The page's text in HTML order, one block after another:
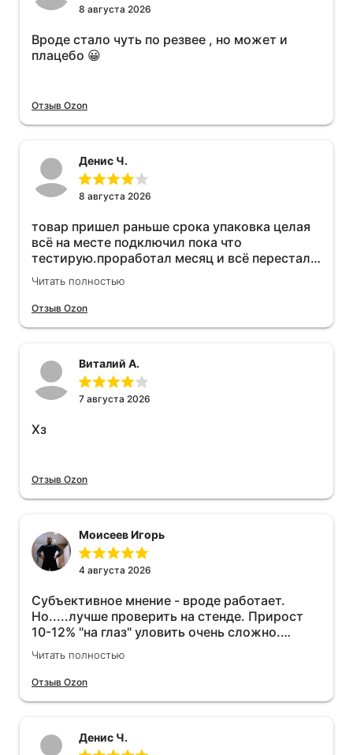
8 августа 2026
Вроде стало чуть по резвее , но может и
плацебо 😀
Отзыв Ozon
Денис Ч.
8 августа 2026
товар пришел раньше срока упаковка целая
всё на месте подключил пока что
тестирую.проработал месяц и всё перестал
работать прибавился расход топлива , очень
жаль деньги на ветер
Читать полностью
Отзыв Ozon
Виталий А.
7 августа 2026
Хз
Отзыв Ozon
Моисеев Игорь
4 августа 2026
Субъективное мнение - вроде работает.
Но.....лучше проверить на стенде. Прирост
10-12% "на глаз" уловить очень сложно.
Покатаюсь, потом отключу и посмотрю, что
будет 😁.
Читать полностью
Отзыв Ozon
Денис Ч.